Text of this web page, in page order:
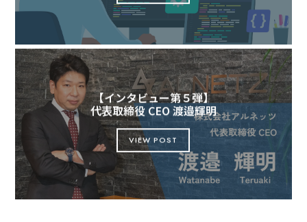
【インタビュー第５弾】
代表取締役 CEO 渡邉輝明
VIEW POST